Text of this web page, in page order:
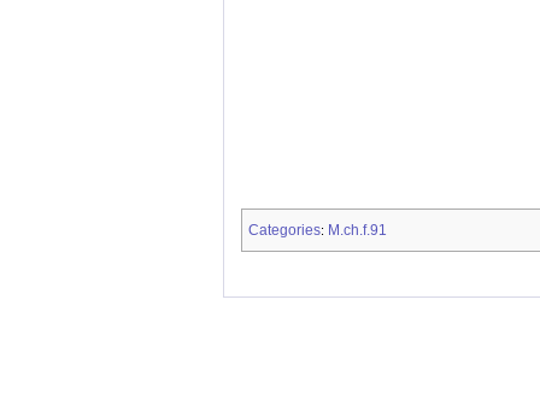
Categories: M.ch.f.91